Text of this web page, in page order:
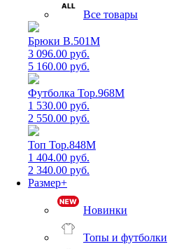
Все товары
Брюки B.501M
3 096.00 руб.
5 160.00 руб.
Футболка Top.968M
1 530.00 руб.
2 550.00 руб.
Топ Top.848M
1 404.00 руб.
2 340.00 руб.
Размер+
Новинки
Топы и футболки